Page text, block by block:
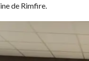
de Rimfire.